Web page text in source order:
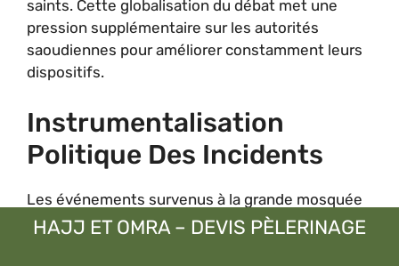
saints. Cette globalisation du débat met une
pression supplémentaire sur les autorités
saoudiennes pour améliorer constamment leurs
dispositifs.
Instrumentalisation
Politique Des Incidents
Les événements survenus à la grande mosquée
sont parfois utilisés à des fins politiques par
HAJJ ET OMRA – DEVIS PÈLERINAGE